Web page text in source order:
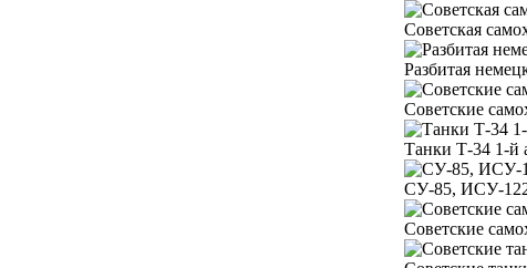
Советская
Разбитая
Советские
Танки Т-34 1-й
СУ-85, ИСУ-122
Советские